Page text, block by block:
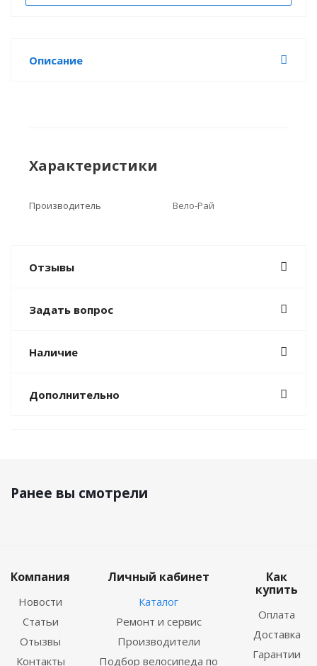
Описание
Характеристики
Производитель Вело-Рай
Отзывы
Задать вопрос
Наличие
Дополнительно
Ранее вы смотрели
Компания
Новости
Статьи
Отызвы
Контакты
Личный кабинет
Каталог
Ремонт и сервис
Производители
Подбор велосипеда по
Как
купить
Оплата
Доставка
Гарантии